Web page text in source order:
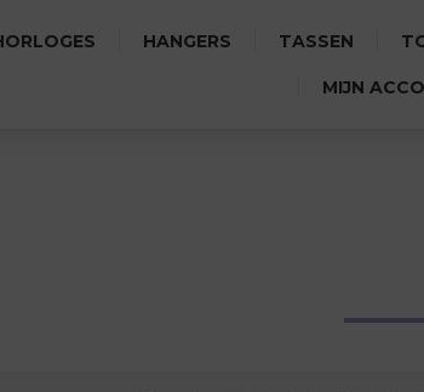
HANGERS TASSEN
MIJN